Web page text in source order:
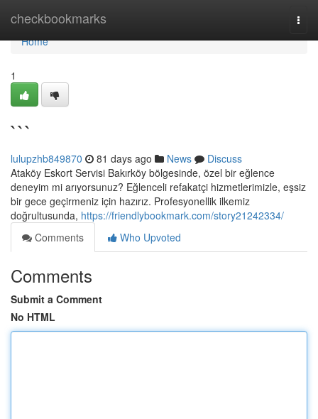
checkbookmarks
Home
Home
1
```
lulupzhb849870 81 days ago News
Discuss
Ataköy Eskort Servisi Bakırköy bölgesinde, özel bir eğlence
deneyim mi arıyorsunuz? Eğlenceli refakatçi hizmetlerimizle, eşsiz
bir gece geçirmeniz için hazırız. Profesyonellik ilkemiz
doğrultusunda, https://friendlybookmark.com/story21242334/
Comments
Who Upvoted
Comments
Submit a Comment
No HTML